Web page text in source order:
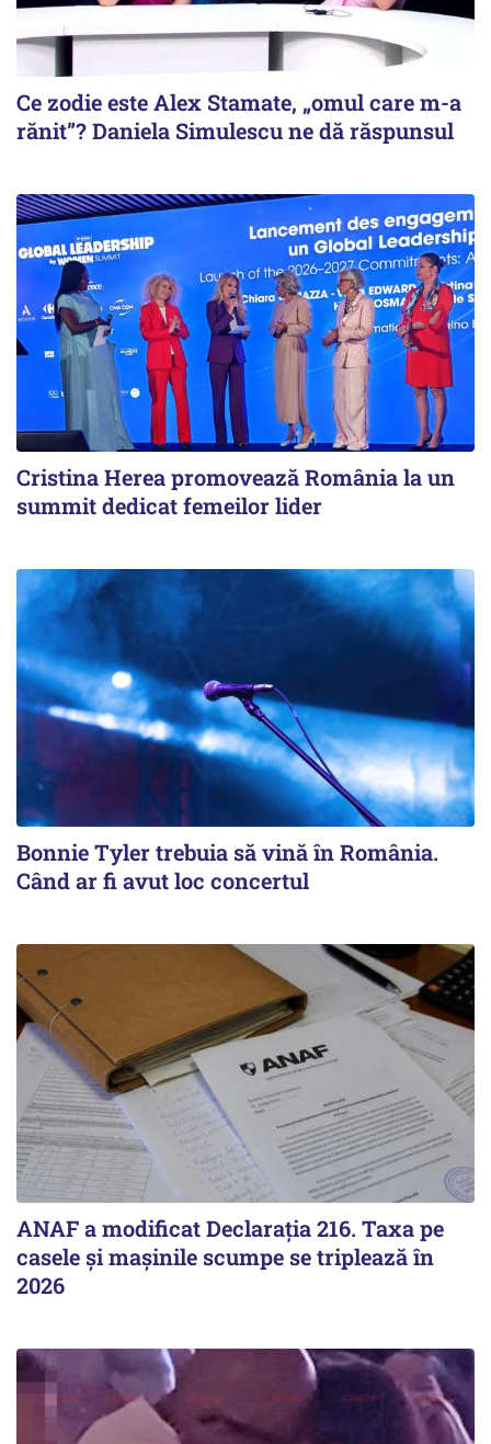
Ce zodie este Alex Stamate, „omul care m-a
rănit”? Daniela Simulescu ne dă răspunsul
Cristina Herea promovează România la un
summit dedicat femeilor lider
Bonnie Tyler trebuia să vină în România.
Când ar fi avut loc concertul
ANAF a modificat Declarația 216. Taxa pe
casele și mașinile scumpe se triplează în
2026